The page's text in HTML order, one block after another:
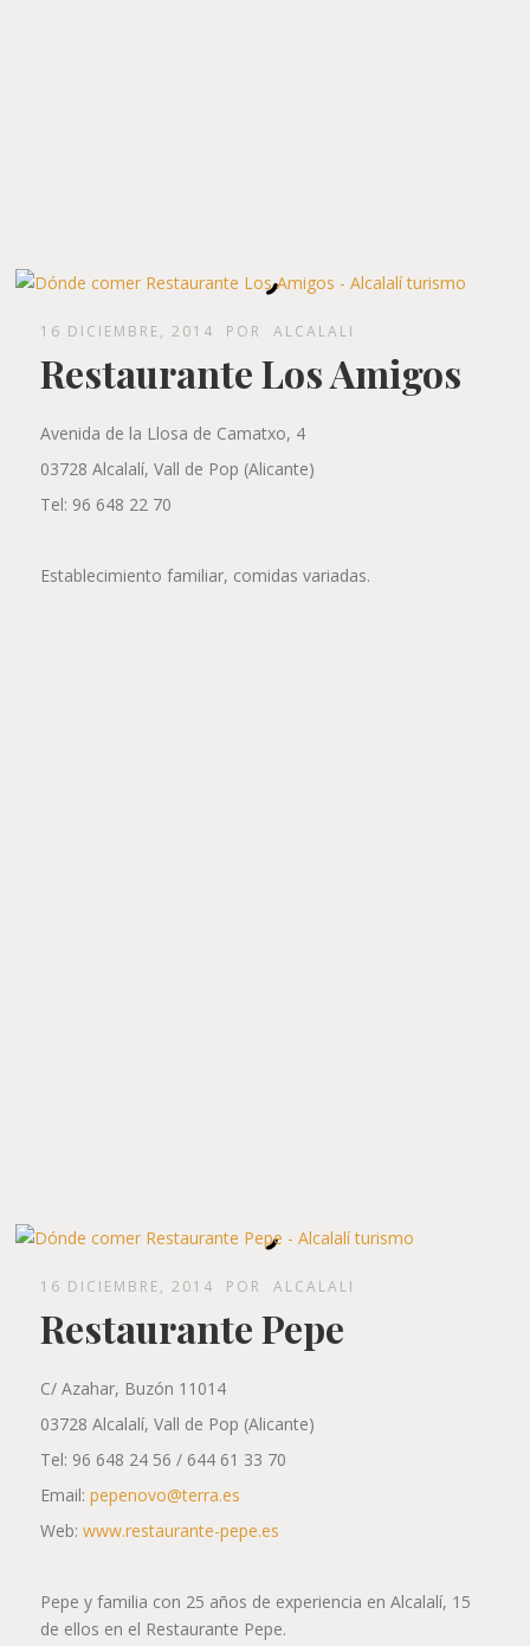
16 DICIEMBRE, 2014 POR ALCALALI
Restaurante Los Amigos
Avenida de la Llosa de Camatxo, 4
03728 Alcalalí, Vall de Pop (Alicante)
Tel: 96 648 22 70
Establecimiento familiar, comidas variadas.
16 DICIEMBRE, 2014 POR ALCALALI
Restaurante Pepe
C/ Azahar, Buzón 11014
03728 Alcalalí, Vall de Pop (Alicante)
Tel: 96 648 24 56 / 644 61 33 70
Email:pepenovo@terra.es
Web:www.restaurante-pepe.es
Pepe y familia con 25 años de experiencia en Alcalalí, 15
de ellos en el Restaurante Pepe.